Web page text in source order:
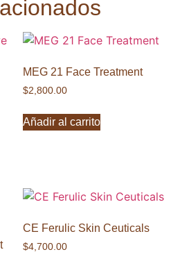
MEG 21 Face Treatment
$2,800.00
Añadir al carrito
CE Ferulic Skin Ceuticals
$4,700.00